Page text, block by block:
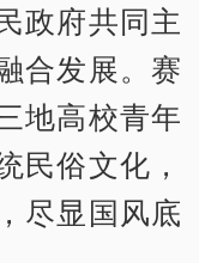
政府共同主
合发展。赛
地高校青年
民俗文化，
尽显国风底